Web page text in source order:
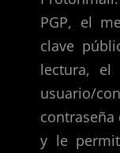
PGP, el
clave
lectura, el
usuario/
contraseña
y le